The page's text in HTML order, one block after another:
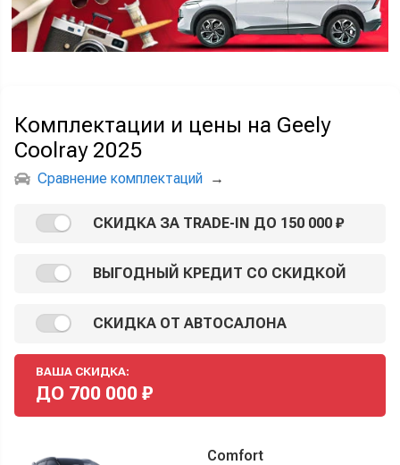
Комплектации и цены на Geely
Coolray 2025
Сравнение комплектаций →
СКИДКА ЗА TRADE-IN ДО 150 000 ₽
ВЫГОДНЫЙ КРЕДИТ СО СКИДКОЙ
СКИДКА ОТ АВТОСАЛОНА
ВАША СКИДКА:
ДО 700 000 ₽
Comfort